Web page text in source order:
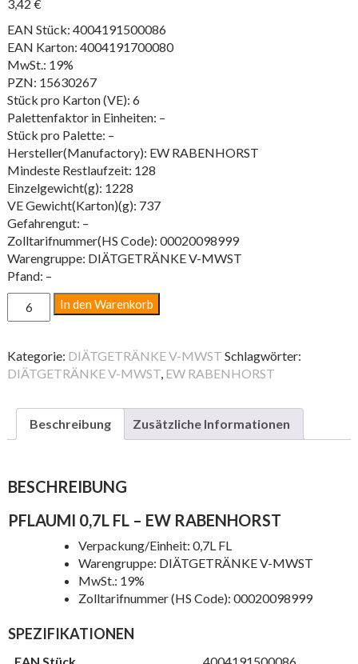
3,42 €
EAN Stück: 4004191500086
EAN Karton: 4004191700080
MwSt.: 19%
PZN: 15630267
Stück pro Karton (VE): 6
Palettenfaktor in Einheiten: –
Stück pro Palette: –
Hersteller(Manufactory): EW RABENHORST
Mindeste Restlaufzeit: 128
Einzelgewicht(g): 1228
VE Gewicht(Karton)(g): 737
Gefahrengut: –
Zolltarifnummer(HS Code): 00020098999
Warengruppe: DIÄTGETRÄNKE V-MWST
Pfand: –
PFLAUMI
0,7L
Menge
In den Warenkorb
Kategorie: DIÄTGETRÄNKE V-MWST Schlagwörter:
DIÄTGETRÄNKE V-MWST, EW RABENHORST
Beschreibung Zusätzliche Informationen
BESCHREIBUNG
PFLAUMI 0,7L FL – EW RABENHORST
Verpackung/Einheit: 0,7L FL
Warengruppe: DIÄTGETRÄNKE V-MWST
MwSt.: 19%
Zolltarifnummer (HS Code): 00020098999
SPEZIFIKATIONEN